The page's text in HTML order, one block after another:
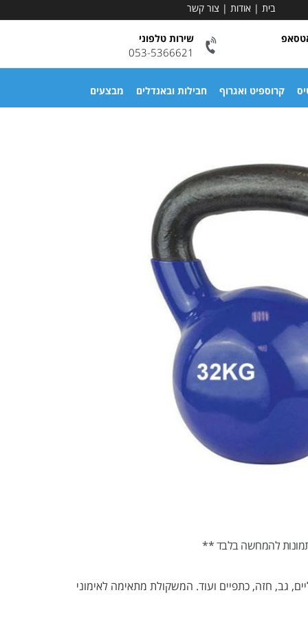
בית | אודות | צור קשר
שירות טלפוני
053-5366621
קרוספיט ואגרוף חבילות ובאנדלים מבצעים
להמחשה בלבד **
גב, חזה, כתפיים ועוד. המשקולת מתאימה לאימוני